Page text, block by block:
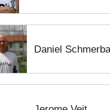
Daniel